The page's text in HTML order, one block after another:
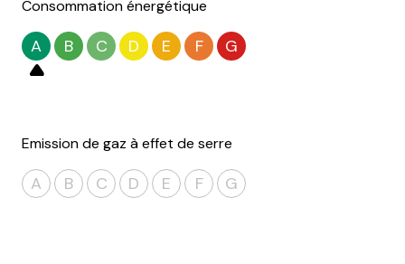
Consommation énergétique
A B C D E F G
Emission de gaz à effet de serre
A B C D E F G